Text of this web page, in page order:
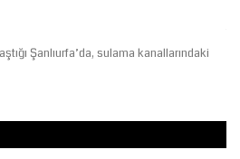
Şanlıurfa’da, sulama kanallarındaki